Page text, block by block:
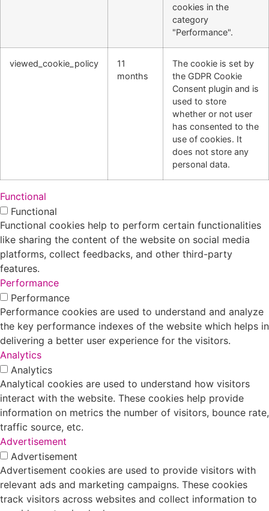
cookies in the
category
"Performance".
viewed_cookie_policy
11
months
The cookie is set by
the GDPR Cookie
Consent plugin and is
used to store
whether or not user
has consented to the
use of cookies. It
does not store any
personal data.
Functional
Functional
Functional cookies help to perform certain functionalities
like sharing the content of the website on social media
platforms, collect feedbacks, and other third-party
features.
Performance
Performance
Performance cookies are used to understand and analyze
the key performance indexes of the website which helps in
delivering a better user experience for the visitors.
Analytics
Analytics
Analytical cookies are used to understand how visitors
interact with the website. These cookies help provide
information on metrics the number of visitors, bounce rate,
traffic source, etc.
Advertisement
Advertisement
Advertisement cookies are used to provide visitors with
relevant ads and marketing campaigns. These cookies
track visitors across websites and collect information to